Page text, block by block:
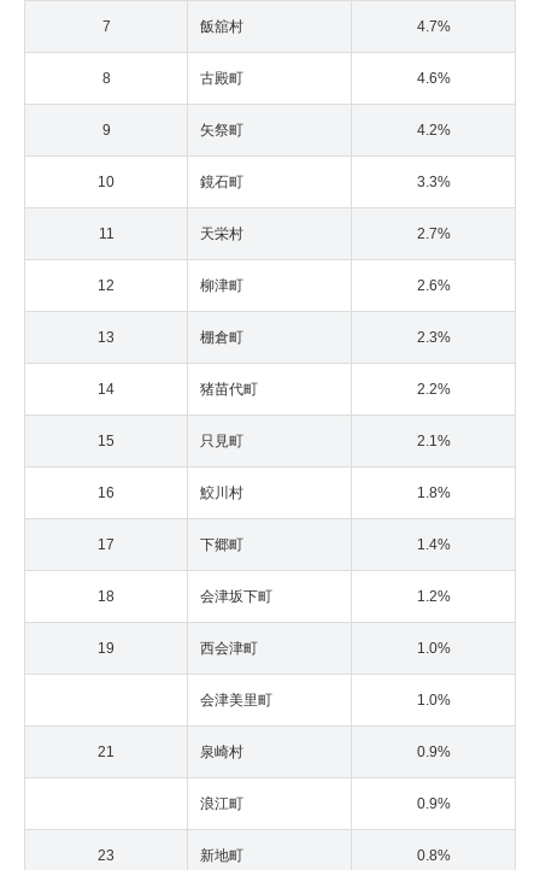
7 飯舘村 4.7%
8 古殿町 4.6%
9 矢祭町 4.2%
10 鏡石町 3.3%
11 天栄村 2.7%
12 柳津町 2.6%
13 棚倉町 2.3%
14 猪苗代町 2.2%
15 只見町 2.1%
16 鮫川村 1.8%
17 下郷町 1.4%
18 会津坂下町 1.2%
19 西会津町 1.0%
会津美里町 1.0%
21 泉崎村 0.9%
浪江町 0.9%
23 新地町 0.8%